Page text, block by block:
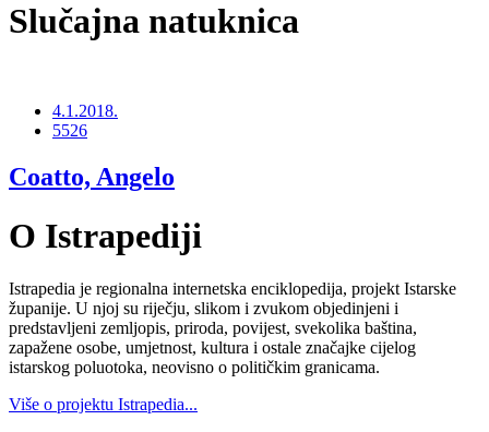
Slučajna natuknica
4.1.2018.
5526
Coatto, Angelo
O Istrapediji
Istrapedia je regionalna internetska enciklopedija, projekt Istarske
županije. U njoj su riječju, slikom i zvukom objedinjeni i
predstavljeni zemljopis, priroda, povijest, svekolika baština,
zapažene osobe, umjetnost, kultura i ostale značajke cijelog
istarskog poluotoka, neovisno o političkim granicama.
Više o projektu Istrapedia...